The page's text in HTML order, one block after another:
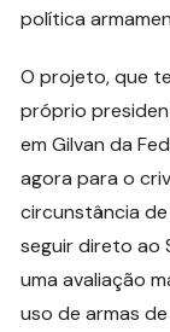
política
O projeto, que
próprio
em Gilvan da
agora para o
circunstância
seguir direto ao
uma avaliação
uso de armas